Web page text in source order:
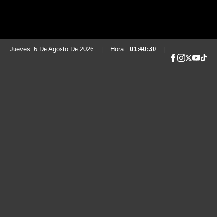
Jueves, 6 De Agosto De 2026 Hora: 01:40:31